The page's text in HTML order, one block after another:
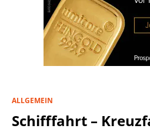
ALLGEMEIN
Schifffahrt –